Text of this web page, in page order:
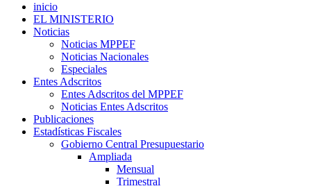
inicio
EL MINISTERIO
Noticias
Noticias MPPEF
Noticias Nacionales
Especiales
Entes Adscritos
Entes Adscritos del MPPEF
Noticias Entes Adscritos
Publicaciones
Estadísticas Fiscales
Gobierno Central Presupuestario
Ampliada
Mensual
Trimestral